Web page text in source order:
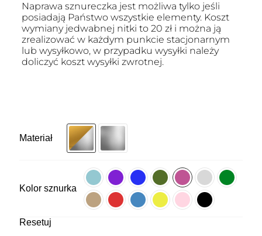
Naprawa sznureczka jest możliwa tylko jeśli
posiadają Państwo wszystkie elementy. Koszt
wymiany jedwabnej nitki to 20 zł i można ją
zrealizować w każdym punkcie stacjonarnym
lub wysyłkowo, w przypadku wysyłki należy
doliczyć koszt wysyłki zwrotnej.
Materiał
Kolor sznurka
Resetuj